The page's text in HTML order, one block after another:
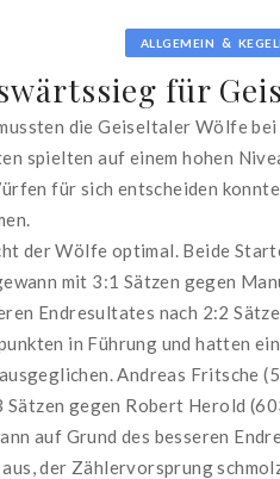
ALLGEMEIN &
für
die Geiseltaler Wölfe
spielten auf einem hohen
für sich entscheiden
der Wölfe optimal. Beide
mit 3:1 Sätzen gegen
Endresultates nach 2:2
in Führung und hatten
Andreas Fritsche
gegen Robert Herold
auf Grund des besseren
der Zählervorsprung